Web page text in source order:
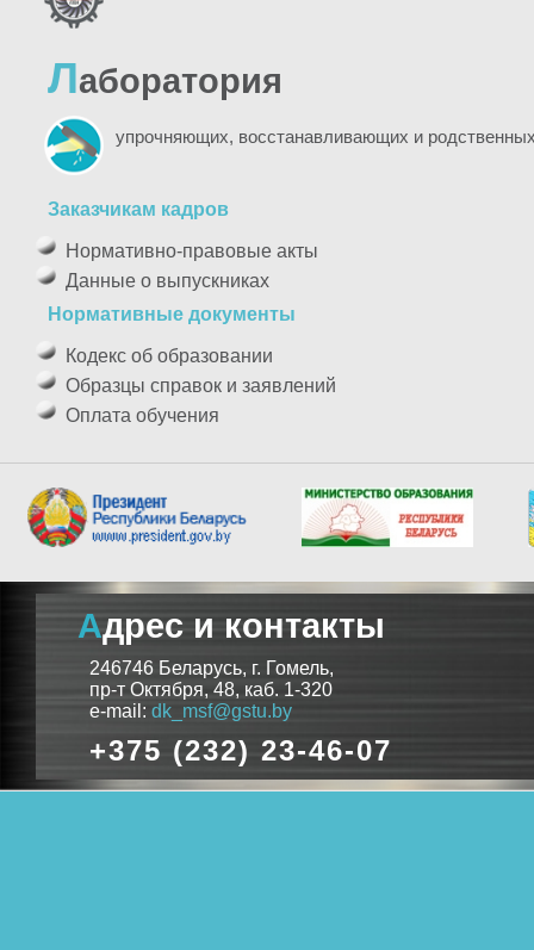
Лаборатория
упрочняющих, восстанавливающих и
Заказчикам кадров
Нормативно-правовые акты
Данные о выпускниках
Нормативные документы
Кодекс об образовании
Образцы справок и заявлений
Оплата обучения
Адрес и контакты
246746 Беларусь, г. Гомель,
пр-т Октября, 48, каб. 1-320
e-mail: dk_msf@gstu.by
+375 (232) 23-46-07